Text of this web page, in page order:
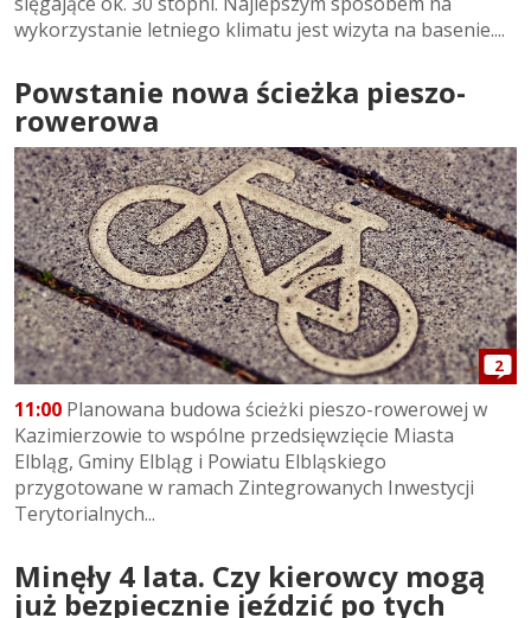
wykorzystanie letniego klimatu jest wizyta na basenie....
Powstanie nowa ścieżka pieszo-
rowerowa
2
11:00 Planowana budowa ścieżki pieszo-rowerowej w
Kazimierzowie to wspólne przedsięwzięcie Miasta
Elbląg, Gminy Elbląg i Powiatu Elbląskiego
przygotowane w ramach Zintegrowanych Inwestycji
Terytorialnych...
Minęły 4 lata. Czy kierowcy mogą
już bezpiecznie jeździć po tych